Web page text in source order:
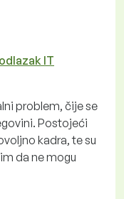
IT
problem, čije se
Postojeći
kadra, te su
da ne mogu